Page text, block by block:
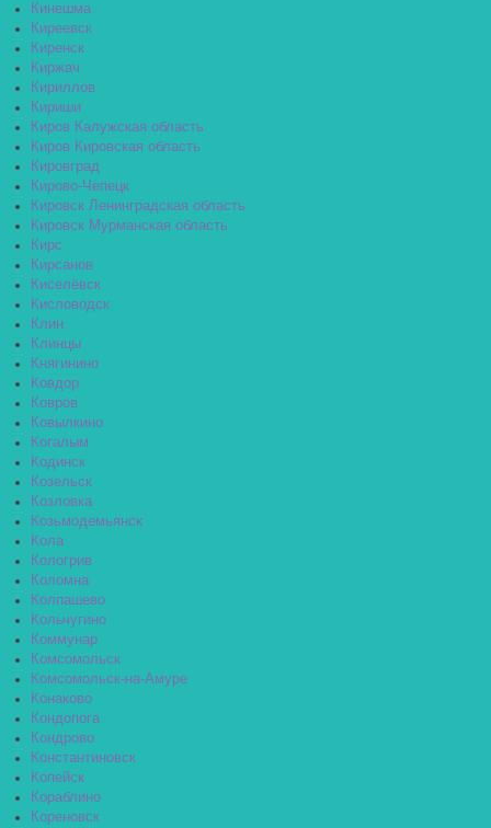
Кинешма
Киреевск
Киренск
Киржач
Кириллов
Кириши
Киров Калужская область
Киров Кировская область
Кировград
Кирово-Чепецк
Кировск Ленинградская область
Кировск Мурманская область
Кирс
Кирсанов
Киселёвск
Кисловодск
Клин
Клинцы
Княгинино
Ковдор
Ковров
Ковылкино
Когалым
Кодинск
Козельск
Козловка
Козьмодемьянск
Кола
Кологрив
Коломна
Колпашево
Кольчугино
Коммунар
Комсомольск
Комсомольск-на-Амуре
Конаково
Кондопога
Кондрово
Константиновск
Копейск
Кораблино
Кореновск